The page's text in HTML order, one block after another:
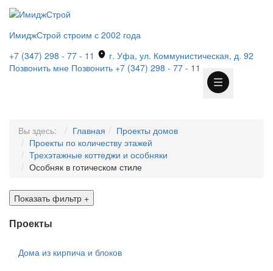
ИмиджСтрой строим с 2002 года
+7 (347) 298 - 77 - 11
г. Уфа, ул. Коммунистическая, д. 92
Позвонить мне Позвонить +7 (347) 298 - 77 - 11
Вы здесь: Главная
Проекты домов
Проекты по количеству этажей
Трехэтажные коттеджи и особняки
Особняк в готическом стиле
Показать фильтр +
Проекты
Дома из кирпича и блоков